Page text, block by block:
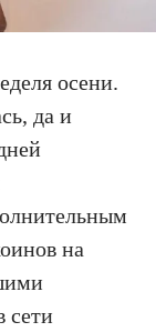
осени.
да и
на
сети